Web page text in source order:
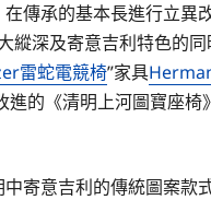
傳承的基本長進行立
縱深及寄意吉利特色的
雷蛇電競椅”家具
的《清明上河圖寶座
寄意吉利的傳統圖案